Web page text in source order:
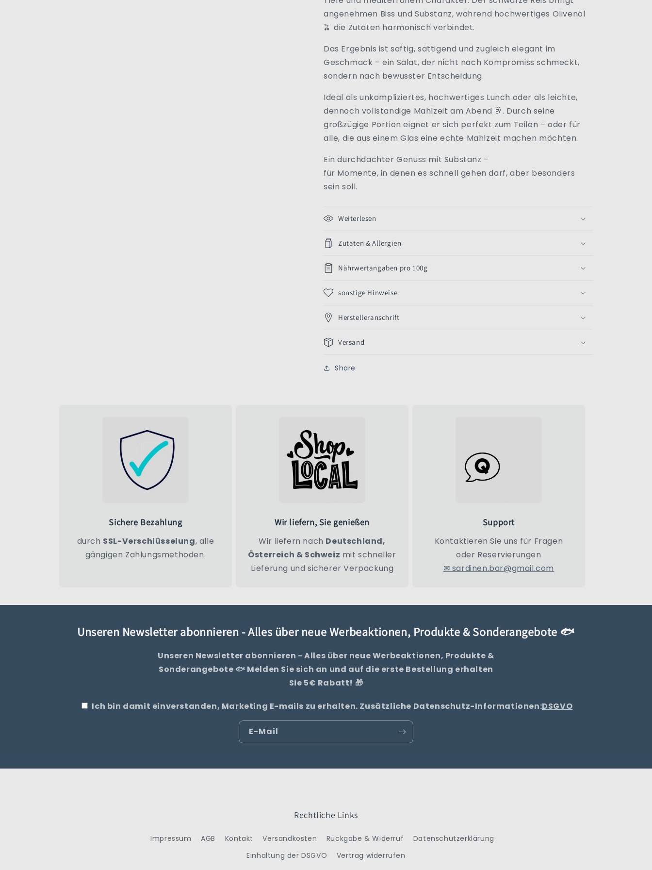
|
Frankreich
|
angenehmen Biss und Substanz, während hochwertiges Olivenöl
🫒 die Zutaten harmonisch verbindet.
Das Ergebnis ist saftig, sättigend und zugleich elegant im
Geschmack – ein Salat, der nicht nach Kompromiss schmeckt,
sondern nach bewusster Entscheidung.
Ideal als unkompliziertes, hochwertiges Lunch oder als leichte,
dennoch vollständige Mahlzeit am Abend 🥂. Durch seine
großzügige Portion eignet er sich perfekt zum Teilen – oder für
alle, die aus einem Glas eine echte Mahlzeit machen möchten.
Ein durchdachter Genuss mit Substanz –
für Momente, in denen es schnell gehen darf, aber besonders
sein soll.
Weiterlesen
Zutaten & Allergien
Nährwertangaben pro 100g
sonstige Hinweise
Herstelleranschrift
Versand
Share
Sichere Bezahlung
durch SSL-Verschlüsselung, alle
gängigen Zahlungsmethoden.
Wir liefern, Sie genießen
Wir liefern nach Deutschland,
Österreich & Schweiz mit schneller
Lieferung und sicherer Verpackung
Support
Kontaktieren Sie uns für Fragen
oder Reservierungen
✉ sardinen.bar@gmail.com
Unseren Newsletter abonnieren - Alles über neue Werbeaktionen, Produkte & Sonderangebote 🐟
Unseren Newsletter abonnieren - Alles über neue Werbeaktionen, Produkte &
Sonderangebote 🐟 Melden Sie sich an und auf die erste Bestellung erhalten
Sie 5€ Rabatt! 🎁
Ich bin damit einverstanden, Marketing E-mails zu erhalten. Zusätzliche Datenschutz-Informationen:DSGVO
E-Mail
Rechtliche Links
Impressum AGB Kontakt Versandkosten Rückgabe & Widerruf
Datenschutzerklärung
Einhaltung der DSGVO
Vertrag widerrufen